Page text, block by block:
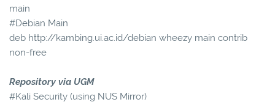
main
#Debian Main
deb http://kambing.ui.ac.id/debian wheezy main contrib
non-free
Repository via UGM
#Kali Security (using NUS Mirror)